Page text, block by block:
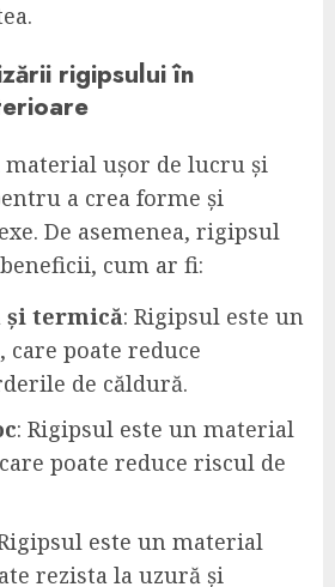
rigipsului în
material ușor de lucru și
a crea forme și
De asemenea, rigipsul
cum ar fi:
și termică: Rigipsul este un
poate reduce
de căldură.
: Rigipsul este un material
poate reduce riscul de
este un material
rezista la uzură și